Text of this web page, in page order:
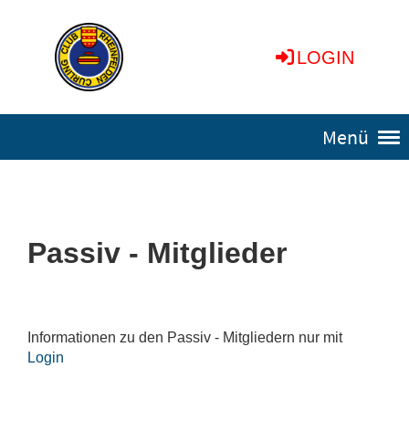
LOGIN
Menü
Passiv - Mitglieder
Informationen zu den Passiv - Mitgliedern nur mit
Login